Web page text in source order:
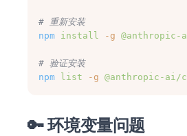
# 重新安装
npm install -g @anthropic-
# 验证安装
npm
list -g @anthropic-ai/
🔑 环境变量问题